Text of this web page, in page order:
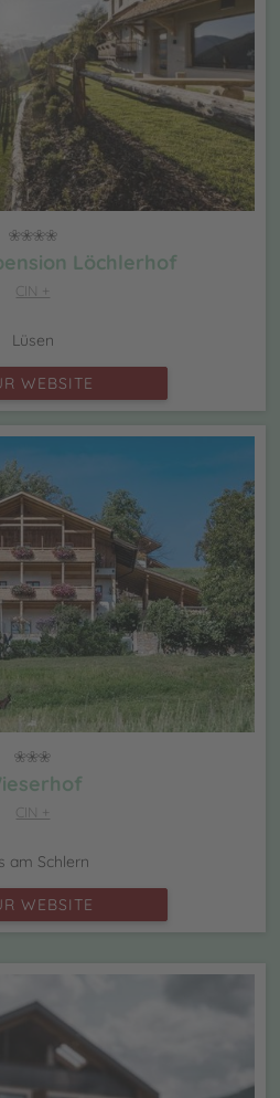
Löchlerhof
CIN +
Lüsen
WEBSITE
CIN +
am Schlern
WEBSITE